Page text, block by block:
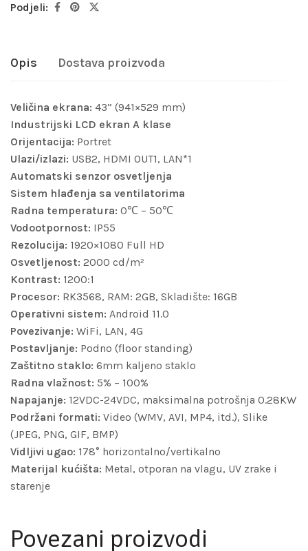
Podjeli:
Opis Dostava proizvoda
Veličina ekrana: 43” (941×529 mm)
Industrijski LCD ekran A klase
Orijentacija: Portret
Ulazi/izlazi: USB2, HDMI OUT1, LAN*1
Automatski senzor osvetljenja
Sistem hlađenja sa ventilatorima
Radna temperatura: 0℃ – 50℃
Vodootpornost: IP55
Rezolucija: 1920×1080 Full HD
Osvetljenost: 2000 cd/m²
Kontrast: 1200:1
Procesor: RK3568, RAM: 2GB, Skladište: 16GB
Operativni sistem: Android 11.0
Povezivanje: WiFi, LAN, 4G
Postavljanje: Podno (floor standing)
Zaštitno staklo: 6mm kaljeno staklo
Radna vlažnost: 5% – 100%
Napajanje: 12VDC-24VDC, maksimalna potrošnja 0.28KW
Podržani formati: Video (WMV, AVI, MP4, itd.), Slike
(JPEG, PNG, GIF, BMP)
Vidljivi ugao: 178° horizontalno/vertikalno
Materijal kućišta: Metal, otporan na vlagu, UV zrake i
starenje
Povezani proizvodi